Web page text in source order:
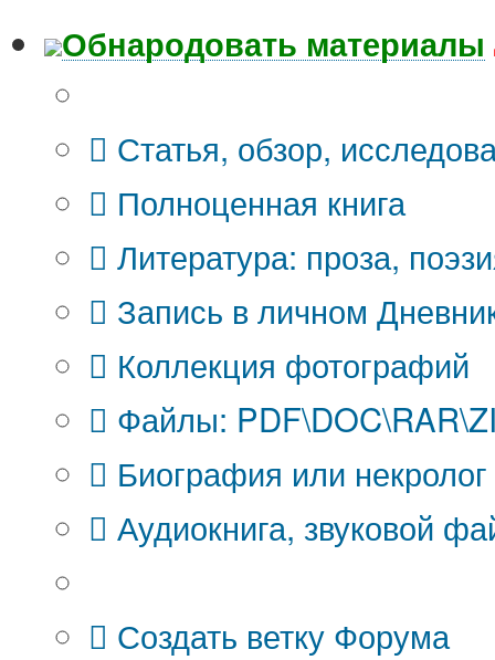
Обнародовать материалы
Статья, обзор,
Полноценная книга
Литература: проза,
Запись в личном
Коллекция фотографий
Файлы:
Биография или некролог
Аудиокнига, звуковой
Создать ветку Форума